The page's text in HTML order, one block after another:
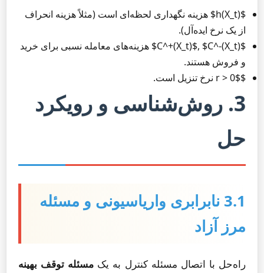
$h(X_t)$ هزینه نگهداری لحظه‌ای است (مثلاً هزینه انحراف
از یک نرخ ایده‌آل).
$C^+(X_t)$, $C^-(X_t)$ هزینه‌های معامله نسبی برای خرید
و فروش هستند.
$r > 0$ نرخ تنزیل است.
3. روش‌شناسی و رویکرد
حل
3.1 نابرابری واریاسیونی و مسئله
مرز آزاد
راه‌حل با اتصال مسئله کنترل به یک مسئله توقف بهینه